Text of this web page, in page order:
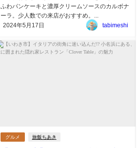
ふわパンケーキと濃厚クリームソースのカルボナ
ーラ。少人数での来店がおすすめ。...
2024年5月17日
tabimeshi
グルメ 旅飯ちあき